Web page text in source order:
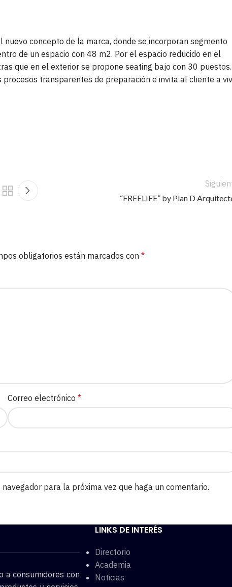
concepto de la marca, donde se incorporan segmento
de un espacio con 48 m2. Por el espacio reducido en el
que en el exterior se propone seating bajo con 30 puestos.
transparentes de preparación e invita al cliente a
“FREELIFE” by Plan D
obligatorios están marcados con *
Correo electrónico*
para la próxima vez que haga un comentario.
a consumidores con
LINKS DE INTERÉS
Directorio
Academia
Noticias